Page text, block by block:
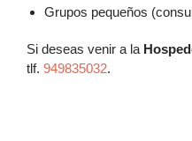
Grupos pequeños
Si deseas venir a la
tlf. 949835032.